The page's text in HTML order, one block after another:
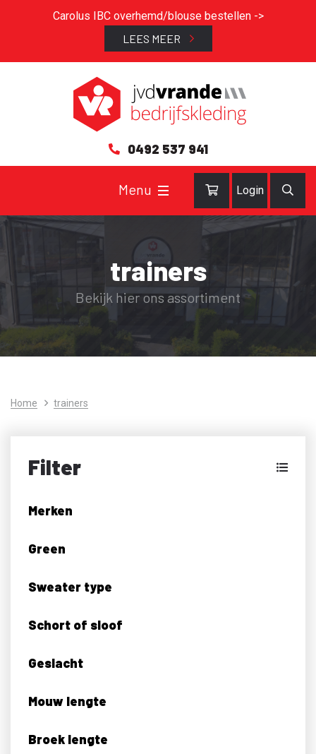
Carolus IBC overhemd/blouse bestellen ->
LEES MEER
0492 537 941
Login
trainers
Bekijk hier ons assortiment
Home trainers
Filter
Merken
Green
Sweater type
Schort of sloof
Geslacht
Mouw lengte
Broek lengte